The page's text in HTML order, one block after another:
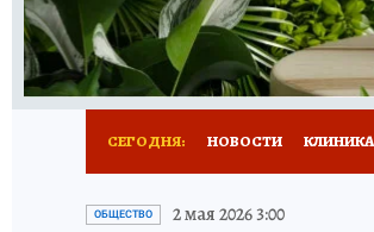
СЕГОДНЯ: НОВОСТИ
ПРОИСШЕСТВИЯ
ОБЩЕСТВО 2 мая 2026 3:00